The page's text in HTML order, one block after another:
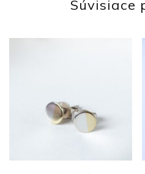
Súvisiace